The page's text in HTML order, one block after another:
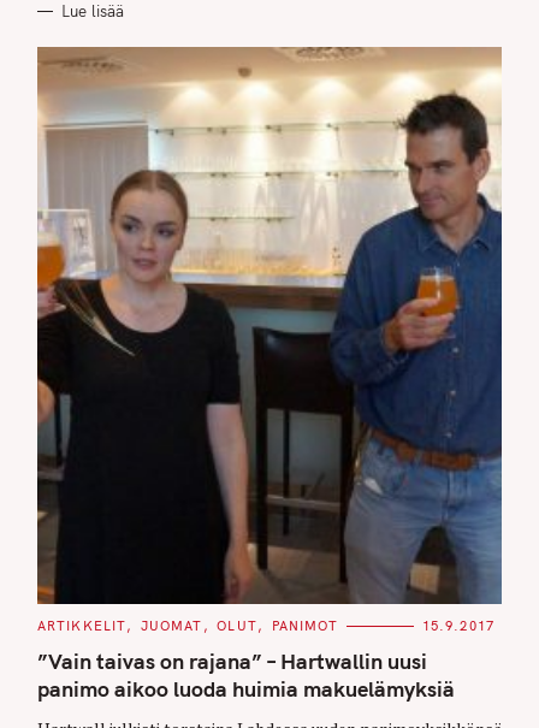
Lue lisää
C
T
G
O
ARTIKKELIT JUOMAT OLUT PANIMOT 15.9.2017
”Vain taivas on rajana” – Hartwallin uusi
panimo aikoo luoda huimia makuelämyksiä